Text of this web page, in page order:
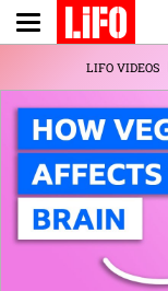
Παράκαμψη
προς
κυρίως
περιεχόμενο
LIFO VIDEOS